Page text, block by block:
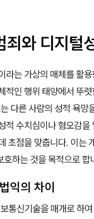
죄와 디지털
라는 가상의 매체를 활
적인 행위 태양에서 뚜
다른 사람의 성적 욕
적 수치심이나 혐오감
초점을 맞춥니다. 이는
하는 것을 목적으로 합
익의 차이
통신기술을 매개로 하